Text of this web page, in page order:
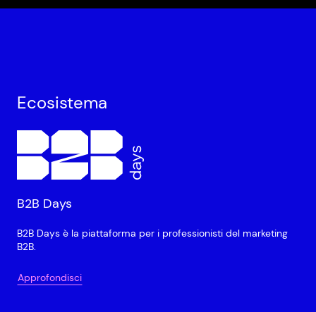
Ecosistema
B2B Days
B2B Days è la piattaforma per i professionisti del marketing
B2B.
Approfondisci